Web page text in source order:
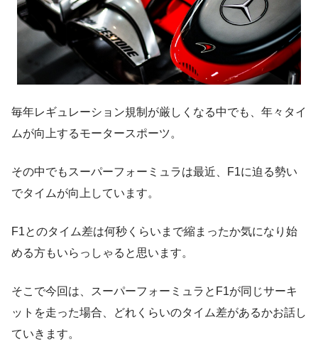
毎年レギュレーション規制が厳しくなる中でも、年々タイ
ムが向上するモータースポーツ。
その中でもスーパーフォーミュラは最近、F1に迫る勢い
でタイムが向上しています。
F1とのタイム差は何秒くらいまで縮まったか気になり始
める方もいらっしゃると思います。
そこで今回は、スーパーフォーミュラとF1が同じサーキ
ットを走った場合、どれくらいのタイム差があるかお話し
ていきます。